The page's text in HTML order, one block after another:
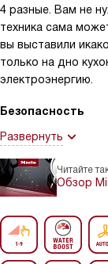
4 разные. Вам не
техника сама
вы выставили
только на дно
электроэнергию.
Безопасность
Развернуть
Читайте
Обзор